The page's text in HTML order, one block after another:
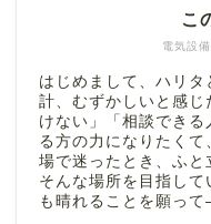
電気設
こ
はじめまして、ハリ
計、むずかしいと感
けない」「相談でき
る方の力になりたく
場で迷ったとき、ふと
そんな場所を目指し
も晴れることを願っ